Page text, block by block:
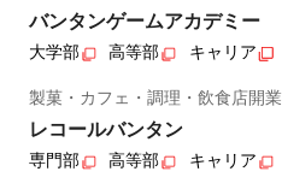
バンタンゲームアカデミー
大学部 高等部 キャリア
製菓・カフェ・調理・飲食店開業
レコールバンタン
専門部 高等部 キャリア